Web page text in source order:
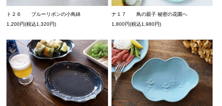
ト２６ ブルーリボンの小鳥鉢
1,200円(税込1,320円)
ナ１７ 鳥の親子 秘密の花園へ
1,800円(税込1,980円)